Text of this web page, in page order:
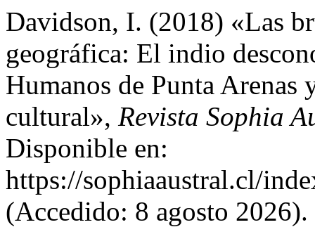
Davidson, I. (2018) «Las
geográfica: El indio
Humanos de Punta
cultural», Revista Sophia
Disponible en:
https://sophiaaustral.cl/
(Accedido: 8 agosto 2026).